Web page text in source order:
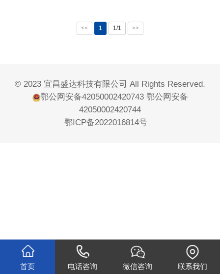
<< 1 1/1 >>
© 2023 宜昌盛达科技有限公司 All Rights Reserved.
鄂公网安备42050002420743 鄂公网安备
42050002420744
鄂ICP备2022016814号
首页 电话咨询 微信咨询 联系我们